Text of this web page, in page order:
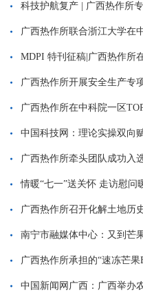
产技术指导
科技护航复产 | 广西热作所
后技术指导
广西热作所联合浙江大学在
子量葡聚糖调控淀粉珠冻融
MDPI 特刊征稿|广西热作
应型亚热带作物的加工、综
广西热作所开展安全生产专
广西热作所在中科院一区
脱落酸生物合成信号通路并
研究论文
中国科技网：理论实操双向
测技术骨干集体“充电”
广西热作所牵头团队成功入
团队
情暖“七一”送关怀 走访慰
开展“七一”走访慰问活动
广西热作所召开化解土地历
南宁市融媒体中心：又到芒
广西热作所承担的“速冻芒
备研发及应用”项目通过现场
中国新闻网广西：广西举办